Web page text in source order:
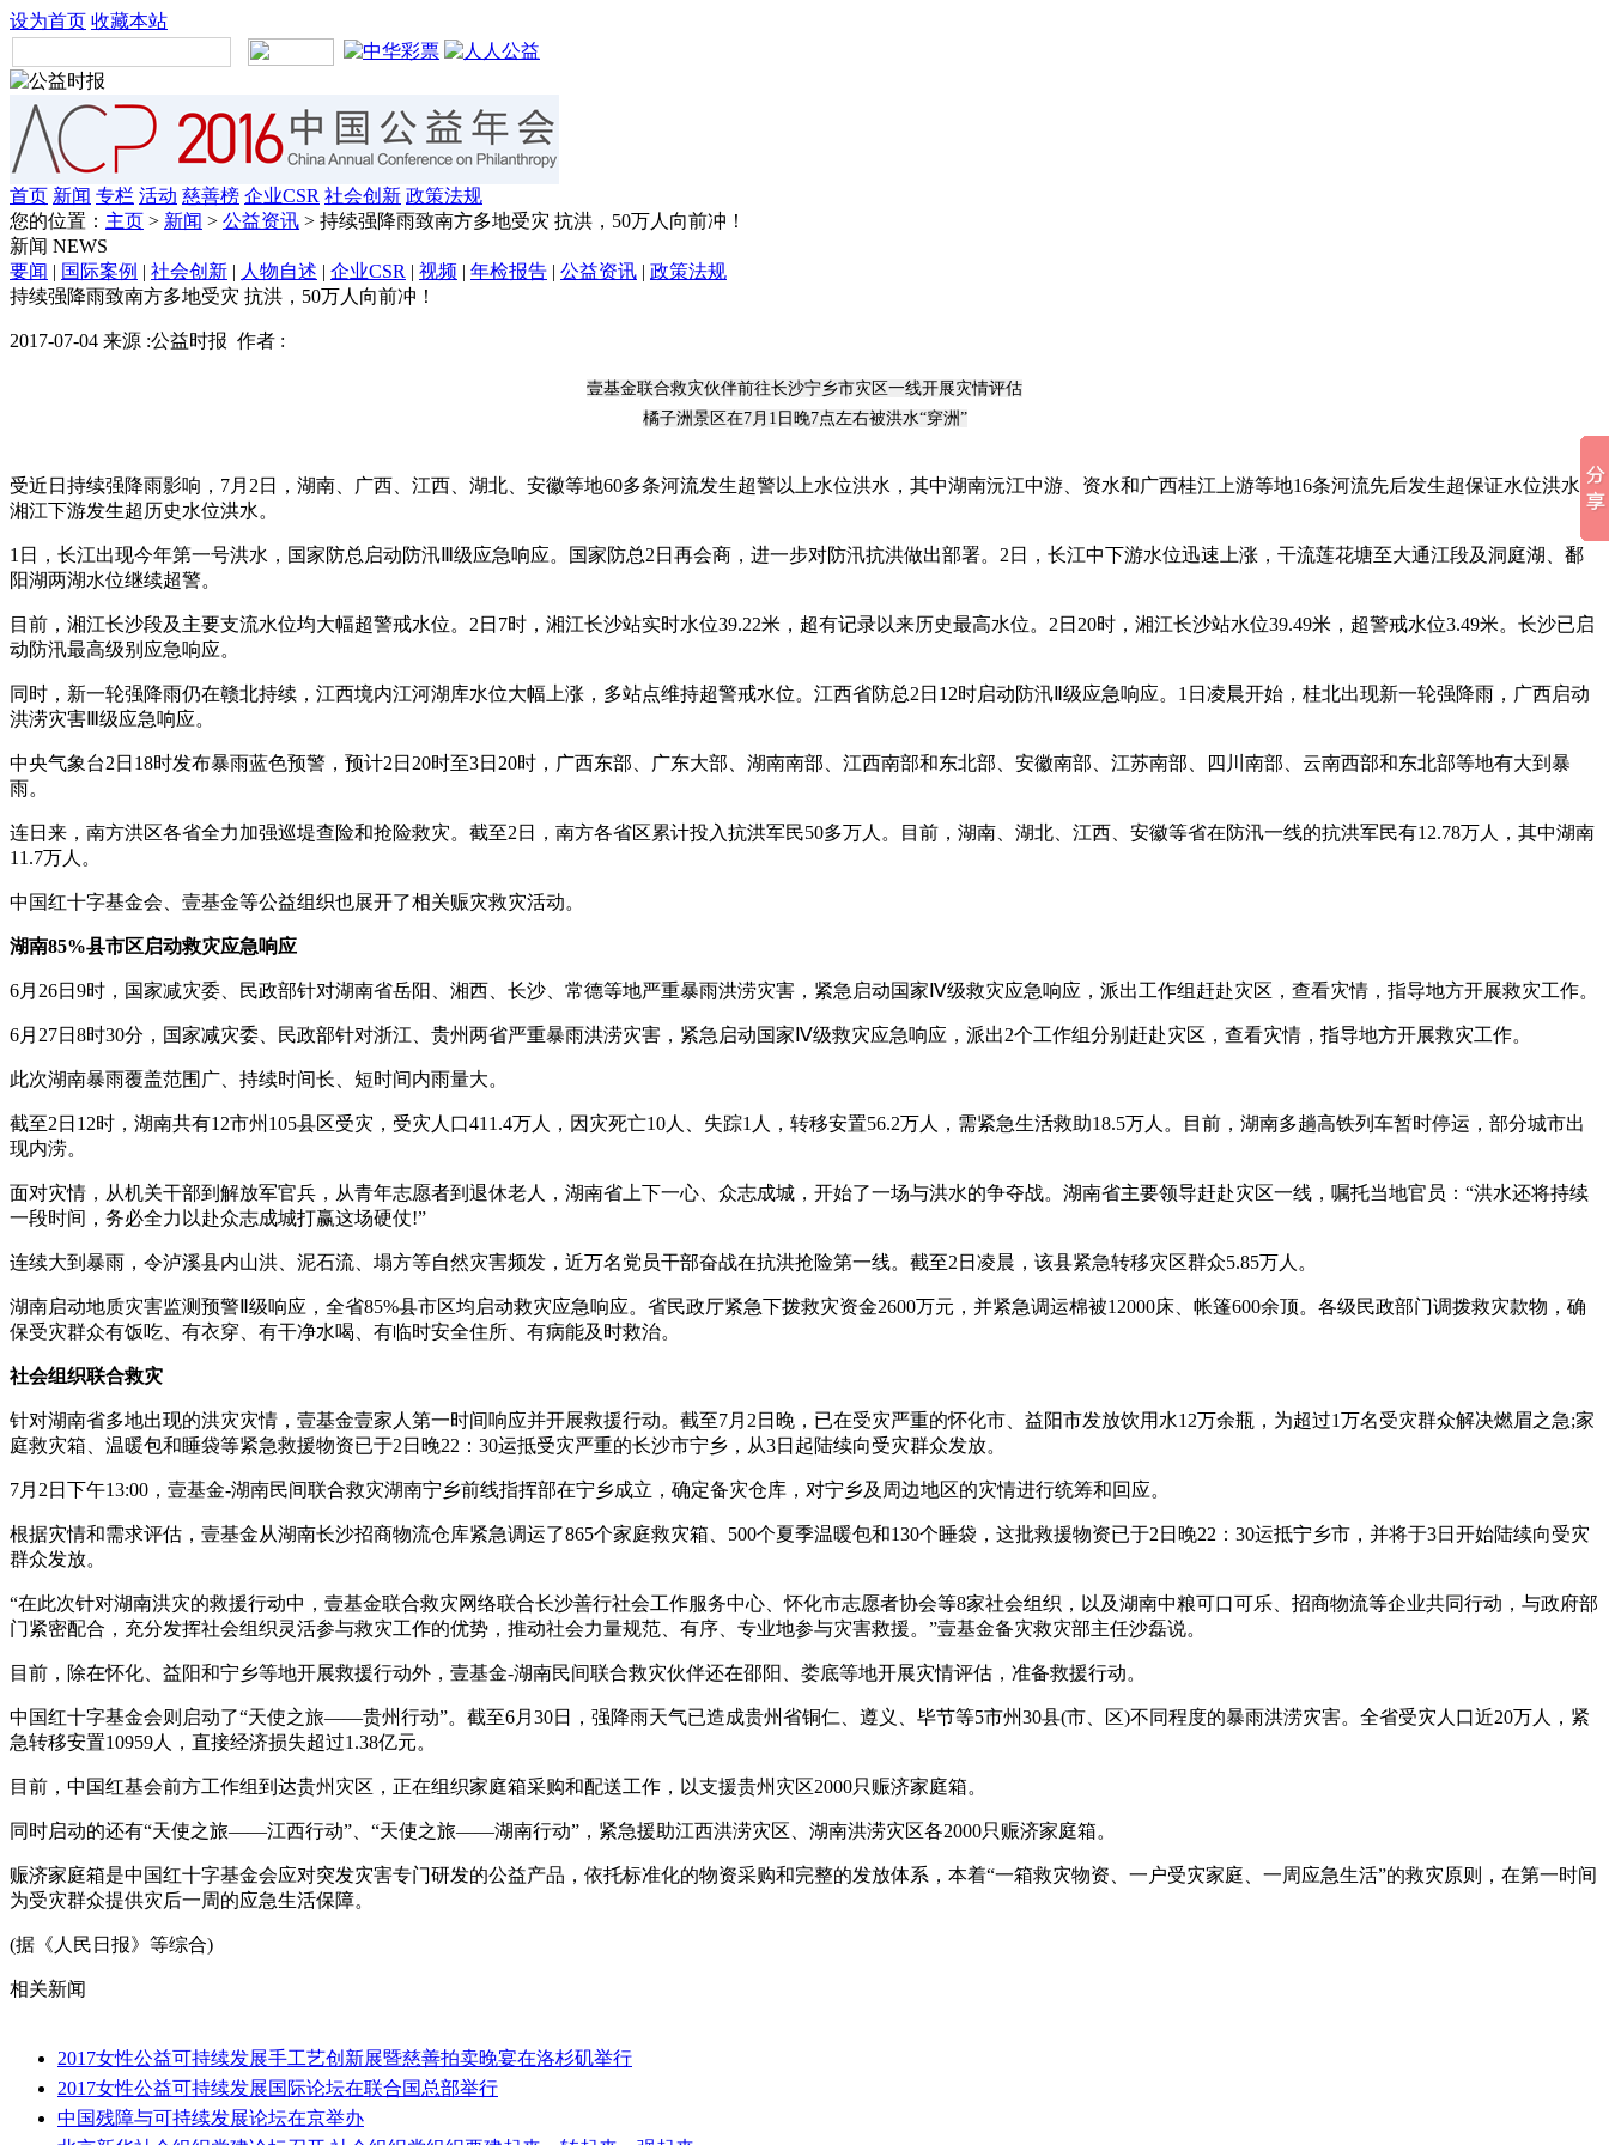
设为首页 收藏本站
首页 新闻 专栏 活动 慈善榜 企业CSR 社会创新 政策法规
您的位置： 主页 > 新闻 > 公益资讯 > 持续强降雨致南方多地受灾 抗洪，50万人向前冲！
新闻 NEWS
要闻 | 国际案例 | 社会创新 | 人物自述 | 企业CSR | 视频 | 年检报告 | 公益资讯 | 政策法规
持续强降雨致南方多地受灾 抗洪，50万人向前冲！
2017-07-04 来源 :公益时报 作者 :
壹基金联合救灾伙伴前往长沙宁乡市灾区一线开展灾情评估
橘子洲景区在7月1日晚7点左右被洪水“穿洲”
受近日持续强降雨影响，7月2日，湖南、广西、江西、湖北、安徽等地60多条河流发生超警以上水位洪水，其中湖南沅江中游、资水和广西桂江上游等地16条河流先后发生超保证水位洪水，
湘江下游发生超历史水位洪水。
1日，长江出现今年第一号洪水，国家防总启动防汛Ⅲ级应急响应。国家防总2日再会商，进一步对防汛抗洪做出部署。2日，长江中下游水位迅速上涨，干流莲花塘至大通江段及洞庭湖、鄱
阳湖两湖水位继续超警。
目前，湘江长沙段及主要支流水位均大幅超警戒水位。2日7时，湘江长沙站实时水位39.22米，超有记录以来历史最高水位。2日20时，湘江长沙站水位39.49米，超警戒水位3.49米。长沙已启
动防汛最高级别应急响应。
同时，新一轮强降雨仍在赣北持续，江西境内江河湖库水位大幅上涨，多站点维持超警戒水位。江西省防总2日12时启动防汛Ⅱ级应急响应。1日凌晨开始，桂北出现新一轮强降雨，广西启动
洪涝灾害Ⅲ级应急响应。
中央气象台2日18时发布暴雨蓝色预警，预计2日20时至3日20时，广西东部、广东大部、湖南南部、江西南部和东北部、安徽南部、江苏南部、四川南部、云南西部和东北部等地有大到暴
雨。
连日来，南方洪区各省全力加强巡堤查险和抢险救灾。截至2日，南方各省区累计投入抗洪军民50多万人。目前，湖南、湖北、江西、安徽等省在防汛一线的抗洪军民有12.78万人，其中湖南
11.7万人。
中国红十字基金会、壹基金等公益组织也展开了相关赈灾救灾活动。
湖南85%县市区启动救灾应急响应
6月26日9时，国家减灾委、民政部针对湖南省岳阳、湘西、长沙、常德等地严重暴雨洪涝灾害，紧急启动国家Ⅳ级救灾应急响应，派出工作组赶赴灾区，查看灾情，指导地方开展救灾工作。
6月27日8时30分，国家减灾委、民政部针对浙江、贵州两省严重暴雨洪涝灾害，紧急启动国家Ⅳ级救灾应急响应，派出2个工作组分别赶赴灾区，查看灾情，指导地方开展救灾工作。
此次湖南暴雨覆盖范围广、持续时间长、短时间内雨量大。
截至2日12时，湖南共有12市州105县区受灾，受灾人口411.4万人，因灾死亡10人、失踪1人，转移安置56.2万人，需紧急生活救助18.5万人。目前，湖南多趟高铁列车暂时停运，部分城市出
现内涝。
面对灾情，从机关干部到解放军官兵，从青年志愿者到退休老人，湖南省上下一心、众志成城，开始了一场与洪水的争夺战。湖南省主要领导赶赴灾区一线，嘱托当地官员：“洪水还将持续
一段时间，务必全力以赴众志成城打赢这场硬仗!”
连续大到暴雨，令泸溪县内山洪、泥石流、塌方等自然灾害频发，近万名党员干部奋战在抗洪抢险第一线。截至2日凌晨，该县紧急转移灾区群众5.85万人。
湖南启动地质灾害监测预警Ⅱ级响应，全省85%县市区均启动救灾应急响应。省民政厅紧急下拨救灾资金2600万元，并紧急调运棉被12000床、帐篷600余顶。各级民政部门调拨救灾款物，确
保受灾群众有饭吃、有衣穿、有干净水喝、有临时安全住所、有病能及时救治。
社会组织联合救灾
针对湖南省多地出现的洪灾灾情，壹基金壹家人第一时间响应并开展救援行动。截至7月2日晚，已在受灾严重的怀化市、益阳市发放饮用水12万余瓶，为超过1万名受灾群众解决燃眉之急;家
庭救灾箱、温暖包和睡袋等紧急救援物资已于2日晚22：30运抵受灾严重的长沙市宁乡，从3日起陆续向受灾群众发放。
7月2日下午13:00，壹基金-湖南民间联合救灾湖南宁乡前线指挥部在宁乡成立，确定备灾仓库，对宁乡及周边地区的灾情进行统筹和回应。
根据灾情和需求评估，壹基金从湖南长沙招商物流仓库紧急调运了865个家庭救灾箱、500个夏季温暖包和130个睡袋，这批救援物资已于2日晚22：30运抵宁乡市，并将于3日开始陆续向受灾
群众发放。
“在此次针对湖南洪灾的救援行动中，壹基金联合救灾网络联合长沙善行社会工作服务中心、怀化市志愿者协会等8家社会组织，以及湖南中粮可口可乐、招商物流等企业共同行动，与政府部
门紧密配合，充分发挥社会组织灵活参与救灾工作的优势，推动社会力量规范、有序、专业地参与灾害救援。”壹基金备灾救灾部主任沙磊说。
目前，除在怀化、益阳和宁乡等地开展救援行动外，壹基金-湖南民间联合救灾伙伴还在邵阳、娄底等地开展灾情评估，准备救援行动。
中国红十字基金会则启动了“天使之旅——贵州行动”。截至6月30日，强降雨天气已造成贵州省铜仁、遵义、毕节等5市州30县(市、区)不同程度的暴雨洪涝灾害。全省受灾人口近20万人，紧
急转移安置10959人，直接经济损失超过1.38亿元。
目前，中国红基会前方工作组到达贵州灾区，正在组织家庭箱采购和配送工作，以支援贵州灾区2000只赈济家庭箱。
同时启动的还有“天使之旅——江西行动”、“天使之旅——湖南行动”，紧急援助江西洪涝灾区、湖南洪涝灾区各2000只赈济家庭箱。
赈济家庭箱是中国红十字基金会应对突发灾害专门研发的公益产品，依托标准化的物资采购和完整的发放体系，本着“一箱救灾物资、一户受灾家庭、一周应急生活”的救灾原则，在第一时间
为受灾群众提供灾后一周的应急生活保障。
(据《人民日报》等综合)
相关新闻
2017女性公益可持续发展手工艺创新展暨慈善拍卖晚宴在洛杉矶举行
2017女性公益可持续发展国际论坛在联合国总部举行
中国残障与可持续发展论坛在京举办